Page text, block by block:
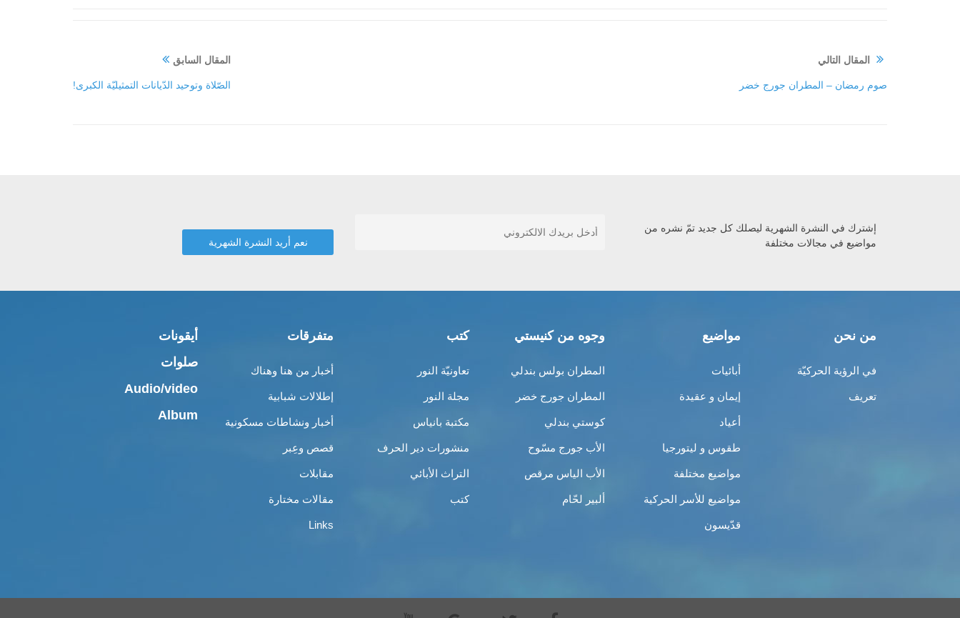
المقال السابق
الصّلاة وتوحيد الدّيانات التمثيليّة الكبرى!
المقال التالي
صوم رمضان – المطران جورج خضر
إشترك في النشرة الشهرية ليصلك كل جديد تمّ نشره من
مواضيع في مجالات مختلفة
من نحن
في الرؤية الحركيّة
تعريف
مواضيع
أبائيات
إيمان و عقيدة
أعياد
طقوس و ليتورجيا
مواضيع مختلفة
مواضيع للأسر الحركية
قدّيسون
وجوه من كنيستي
المطران بولس بندلي
المطران جورج خضر
كوستي بندلي
الأب جورج مسّوح
الأب الياس مرقص
ألبير لحّام
كتب
تعاونيّة النور
مجلة النور
مكتبة بانياس
منشورات دير الحرف
التراث الأبائي
كتب
متفرقات
أخبار من هنا وهناك
إطلالات شبابية
أخبار ونشاطات مسكونية
قصص وعِبر
مقابلات
مقالات مختارة
Links
أيقونات
صلوات
Audio/video
Album